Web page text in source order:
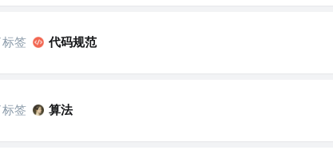
签 代码规范
签 算法